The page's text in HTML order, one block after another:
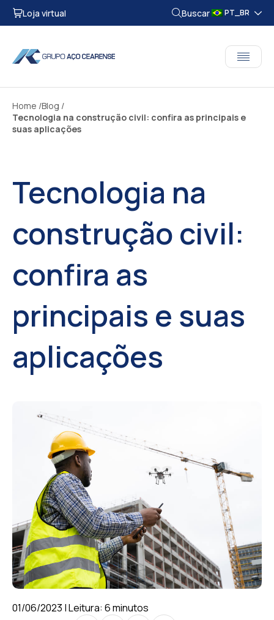
Loja virtual Buscar PT_BR
Home Blog
Tecnologia na construção civil: confira as principais e
suas aplicações
Tecnologia na
construção civil:
confira as
principais e suas
aplicações
01/06/2023 | Leitura: 6 minutos